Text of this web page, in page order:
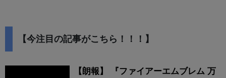
【今注目の記事がこちら！！！】
【朗報】 『ファイアーエムブレム 万